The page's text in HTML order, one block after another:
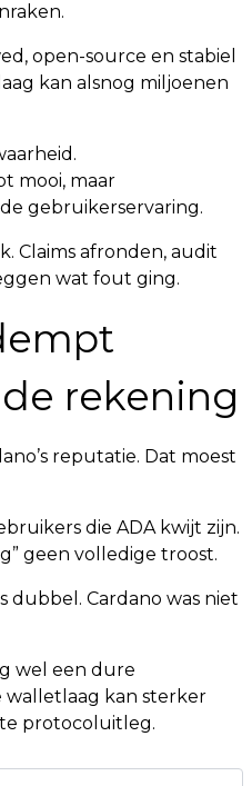
open-source en stabiel
kan alsnog miljoenen
mooi, maar
gebruikerservaring.
Claims afronden, audit
wat fout ging.
rekening
reputatie. Dat moest
die ADA kwijt zijn.
geen volledige troost.
dubbel. Cardano was niet
wel een dure
walletlaag kan sterker
protocoluitleg.